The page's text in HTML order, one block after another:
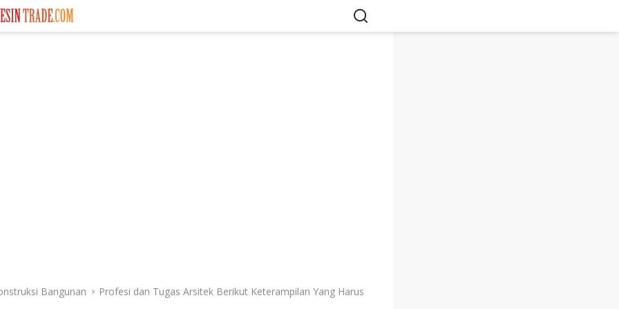
Bangunan
Profesi dan Tugas Arsitek Berikut Keterampilan Yang Harus